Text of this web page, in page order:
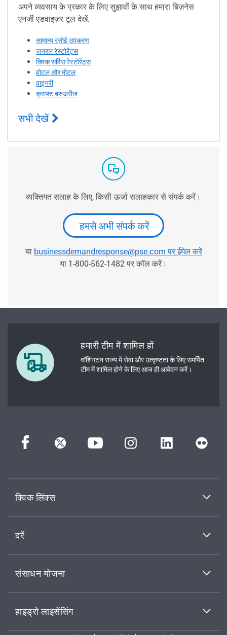
अपने व्यवसाय के प्रकार के लिए सुझावों के साथ हमारा बिज़नेस
एनर्जी एडवाइज़र टूल देखें.
सामान्य रसोई उपकरण
जनरल रेस्टोरेंट्स
क्विक सर्विस रेस्टोरेंट्स
होटल और मोटल
वाइनरी
क्राफ्ट ब्रुअरीज
सभी देखें
व्यक्तिगत सलाह के लिए, किसी ऊर्जा सलाहकार से संपर्क करें।
हमसे अभी संपर्क करें
या businessdemandresponse@pse.com पर ईमेल करें
या 1-800-562-1482 पर कॉल करें।
हमारी टीम में शामिल हों
वॉशिंगटन राज्य में सेवा और उत्कृष्टता के लिए समर्पित
टीम में शामिल होने के लिए आज ही आवेदन करें।
क्विक लिंक्स
दरें
संसाधन योजना
हाइड्रो लाइसेंसिंग